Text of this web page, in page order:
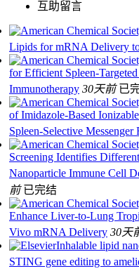
互助留言
Lipids for mRNA Delivery
for Efficient Spleen-
Immunotherapy 30天前 已
of Imidazole-Based
Spleen-Selective
Screening Identifies
Nanoparticle Immune Cell
前 已完结
Enhance Liver-to-Lung
Vivo mRNA Delivery 30天
Inhalable lipid
STING gene editing to